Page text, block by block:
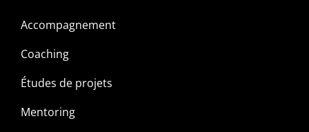
Accompagnement
Coaching
Études de projets
Mentoring